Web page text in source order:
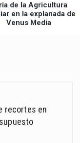
de la Agricultura
en la explanada de
Venus Media
recortes en